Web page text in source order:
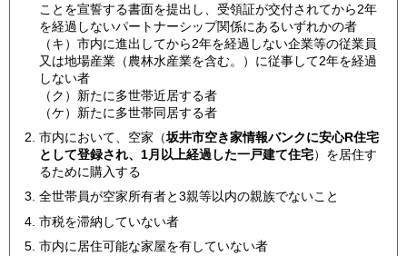
ことを宣誓する書面を提出し、受領証が交付されてから2年
を経過しないパートナーシップ関係にあるいずれかの者
（キ）市内に進出してから2年を経過しない企業等の従業員
又は地場産業（農林水産業を含む。）に従事して2年を経過
しない者
（ク）新たに多世帯近居する者
（ケ）新たに多世帯同居する者
市内において、空家（坂井市空き家情報バンクに安心R住宅
として登録され、1月以上経過した一戸建て住宅）を居住す
るために購入する
全世帯員が空家所有者と3親等以内の親族でないこと
市税を滞納していない者
市内に居住可能な家屋を有していない者